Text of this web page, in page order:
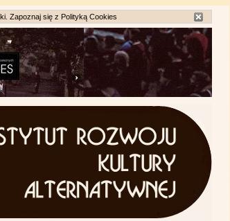
Zapoznaj się z Polityką Cookies